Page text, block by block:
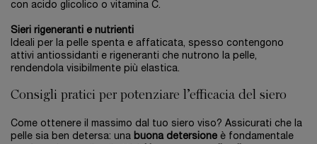
con acido glicolico o vitamina C.
Sieri rigeneranti e nutrienti
Ideali per la pelle spenta e affaticata, spesso contengono
attivi antiossidanti e rigeneranti che nutrono la pelle,
rendendola visibilmente più elastica.
Consigli pratici per potenziare l’efficacia del siero
Come ottenere il massimo dal tuo siero viso? Assicurati che la
pelle sia ben detersa: una buona detersione è fondamentale